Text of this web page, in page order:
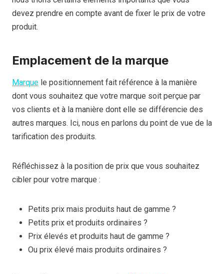
devez prendre en compte avant de fixer le prix de votre
produit.
Emplacement de la marque
Marque le positionnement fait référence à la manière
dont vous souhaitez que votre marque soit perçue par
vos clients et à la manière dont elle se différencie des
autres marques. Ici, nous en parlons du point de vue de la
tarification des produits.
Réfléchissez à la position de prix que vous souhaitez
cibler pour votre marque :
Petits prix mais produits haut de gamme ?
Petits prix et produits ordinaires ?
Prix élevés et produits haut de gamme ?
Ou prix élevé mais produits ordinaires ?